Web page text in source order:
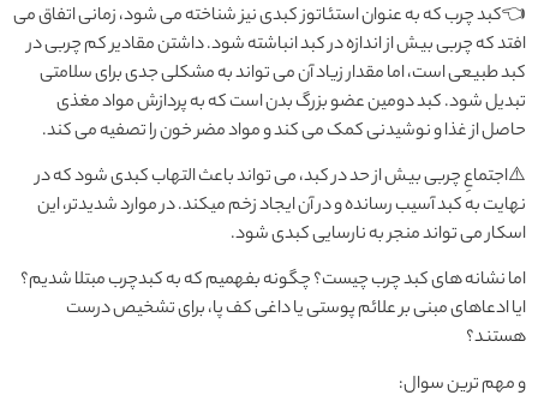
👈کبد چرب که به عنوان استئاتوز کبدی نیز شناخته می شود، زمانی اتفاق می
افتد که چربی بیش از اندازه در کبد انباشته شود. داشتن مقادیر کم چربی در
کبد طبیعی است، اما مقدار زیاد آن می تواند به مشکلی جدی برای سلامتی
تبدیل شود. کبد دومین عضو بزرگ بدن است که به پردازش مواد مغذی
حاصل از غذا و نوشیدنی کمک می کند و مواد مضر خون را تصفیه می کند.
⚠️اجتماعِ چربی بیش از حد در کبد، می تواند باعث التهاب کبدی شود که در
نهایت به کبد آسیب رسانده و در آن ایجاد زخم میکند. در موارد شدیدتر، این
اسکار می تواند منجر به نارسایی کبدی شود.
اما نشانه های کبد چرب چیست؟ چگونه بفهمیم که به کبدچرب مبتلا شدیم؟
ایا ادعاهای مبنی بر علائم پوستی یا داغی کف پا، برای تشخیص درست
هستند؟
و مهم ترین سوال: